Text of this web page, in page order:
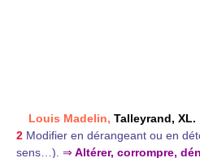
Louis Madelin, Talleyrand, XL.
2 Modifier en dérangeant ou en
sens…). ⇒ Altérer, corrompre,